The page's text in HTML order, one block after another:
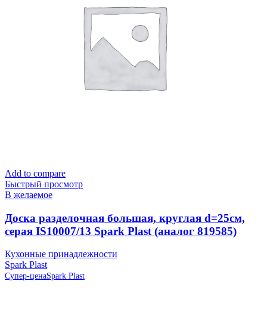
Add to compare
Быстрый просмотр
В желаемое
Доска разделочная большая, круглая d=25см,
серая IS10007/13 Spark Plast (аналог 819585)
Кухонные принадлежности
Spark Plast
Супер-ценаSpark Plast